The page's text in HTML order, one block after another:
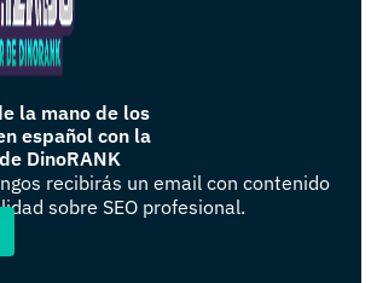
la mano de los
español con la
DinoRANK
recibirás un email con contenido
sobre SEO profesional.